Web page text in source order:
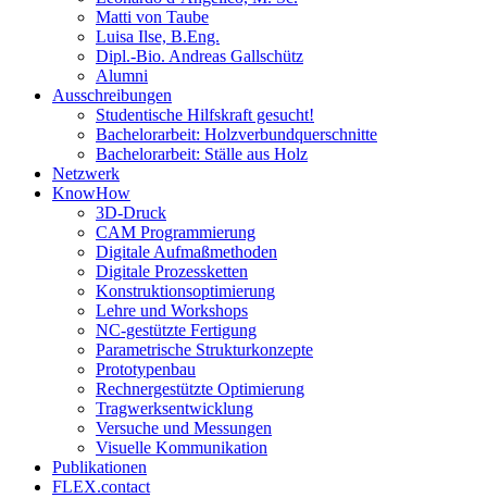
Matti von Taube
Luisa Ilse, B.Eng.
Dipl.-Bio. Andreas Gallschütz
Alumni
Ausschreibungen
Studentische Hilfskraft gesucht!
Bachelorarbeit: Holzverbundquerschnitte
Bachelorarbeit: Ställe aus Holz
Netzwerk
KnowHow
3D-Druck
CAM Programmierung
Digitale Aufmaßmethoden
Digitale Prozessketten
Konstruktionsoptimierung
Lehre und Workshops
NC-gestützte Fertigung
Parametrische Strukturkonzepte
Prototypenbau
Rechnergestützte Optimierung
Tragwerksentwicklung
Versuche und Messungen
Visuelle Kommunikation
Publikationen
FLEX.contact